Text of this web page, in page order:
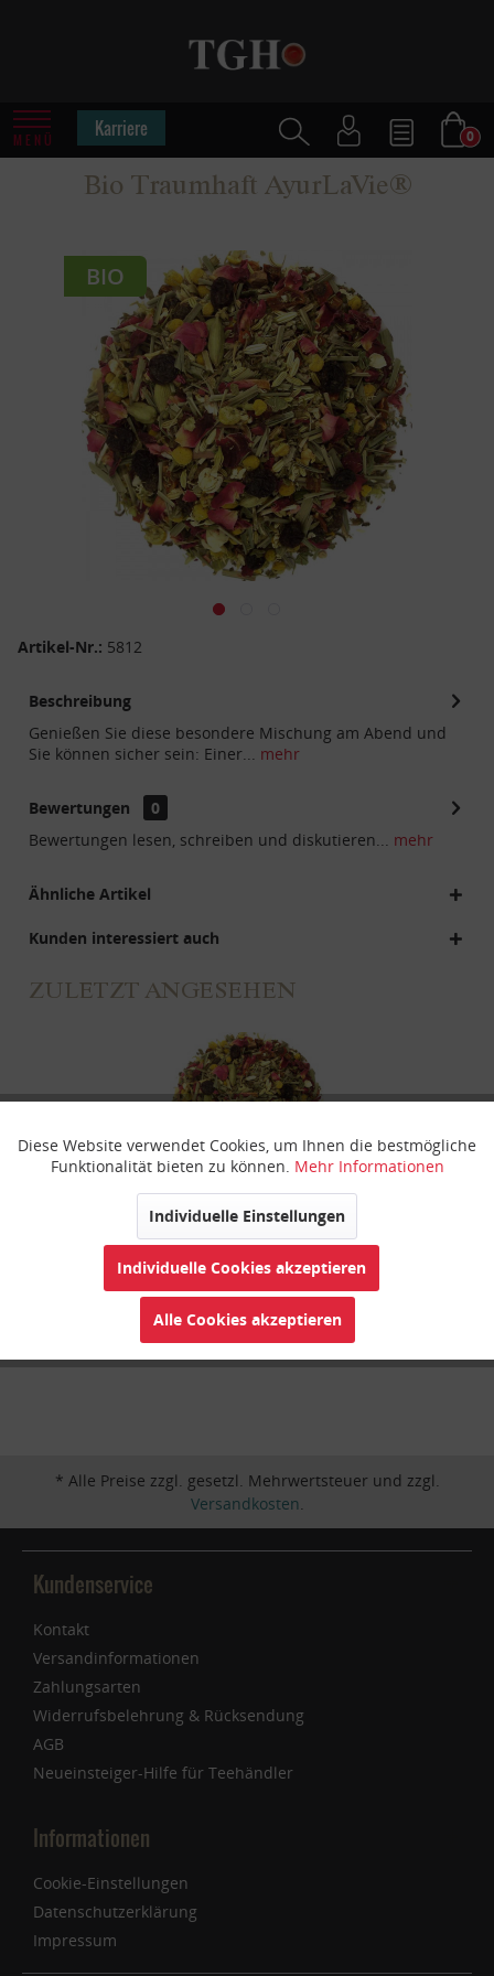
MENÜ Karriere 0
Bio Traumhaft AyurLaVie®
BIO
Artikel-Nr.: 5812
Beschreibung
Genießen Sie diese besondere Mischung am Abend und
Sie können sicher sein: Einer... mehr
Bewertungen
0
Bewertungen lesen, schreiben und diskutieren... mehr
Ähnliche Artikel
Kunden interessiert auch
ZULETZT ANGESEHEN
Bio Traumhaft AyurLaVie®
* Alle Preise zzgl. gesetzl. Mehrwertsteuer und zzgl.
Versandkosten.
Kundenservice
Kontakt
Versandinformationen
Zahlungsarten
Widerrufsbelehrung & Rücksendung
AGB
Neueinsteiger-Hilfe für Teehändler
Informationen
Cookie-Einstellungen
Datenschutzerklärung
Impressum
Funktionale Aktiv
Inaktiv
Inaktiv
Personalisierung Inaktiv
Diese Website verwendet Cookies, um Ihnen die bestmögliche
Funktionalität bieten zu können. Mehr Informationen
Individuelle Einstellungen
Individuelle Cookies akzeptieren
Alle Cookies akzeptieren